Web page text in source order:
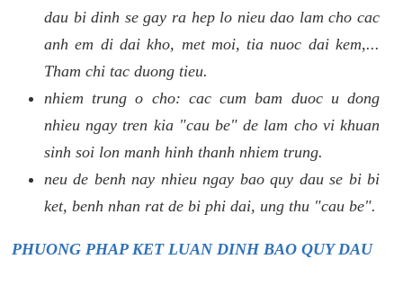
dau bi dinh se gay ra hep lo nieu dao lam cho cac
anh em di dai kho, met moi, tia nuoc dai kem,...
Tham chi tac duong tieu.
nhiem trung o cho: cac cum bam duoc u dong
nhieu ngay tren kia "cau be" de lam cho vi khuan
sinh soi lon manh hinh thanh nhiem trung.
neu de benh nay nhieu ngay bao quy dau se bi bi
ket, benh nhan rat de bi phi dai, ung thu "cau be".
PHUONG PHAP KET LUAN DINH BAO QUY DAU